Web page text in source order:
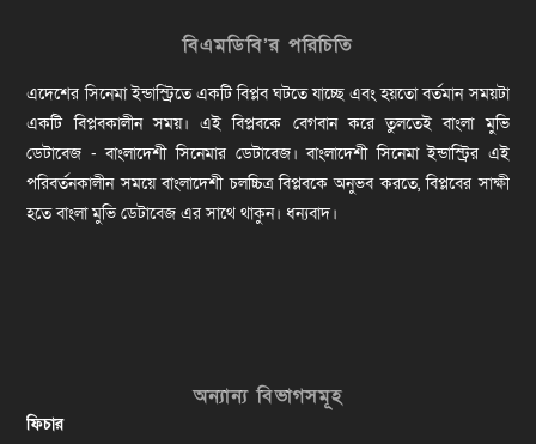
বিএমডিবি’র পরিচিতি
এদেশের সিনেমা ইন্ডাস্ট্রিতে একটি বিপ্লব ঘটতে যাচ্ছে এবং হয়তো বর্তমান সময়টা
একটি বিপ্লবকালীন সময়। এই বিপ্লবকে বেগবান করে তুলতেই বাংলা মুভি
ডেটাবেজ - বাংলাদেশী সিনেমার ডেটাবেজ। বাংলাদেশী সিনেমা ইন্ডাস্ট্রির এই
পরিবর্তনকালীন সময়ে বাংলাদেশী চলচ্চিত্র বিপ্লবকে অনুভব করতে, বিপ্লবের সাক্ষী
হতে বাংলা মুভি ডেটাবেজ এর সাথে থাকুন। ধন্যবাদ।
অন্যান্য বিভাগসমূহ
ফিচার